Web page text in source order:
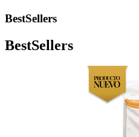
BestSellers
BestSellers